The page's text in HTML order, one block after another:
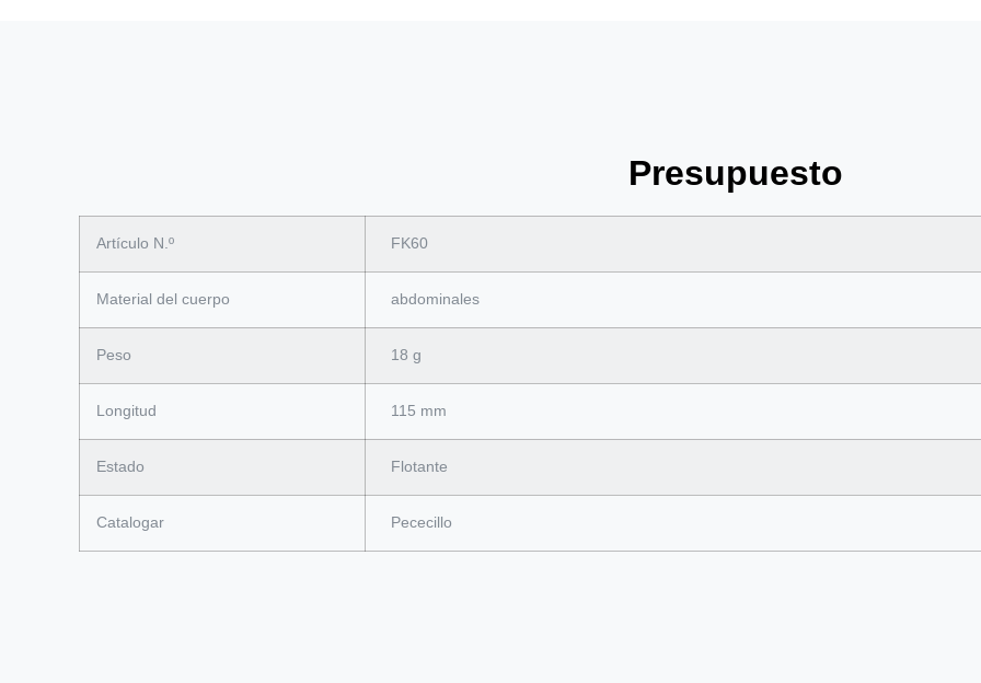
Presupuesto
Artículo N.º FK60
Material del cuerpo abdominales
Peso 18 g
Longitud 115 mm
Estado Flotante
Catalogar Pececillo